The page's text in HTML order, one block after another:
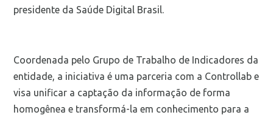
presidente da Saúde Digital Brasil.
Coordenada pelo Grupo de Trabalho de Indicadores da
entidade, a iniciativa é uma parceria com a Controllab e
visa unificar a captação da informação de forma
homogênea e transformá-la em conhecimento para a